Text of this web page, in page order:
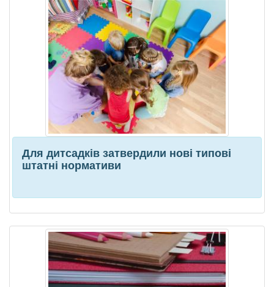
Для дитсадків затвердили нові типові
штатні нормативи